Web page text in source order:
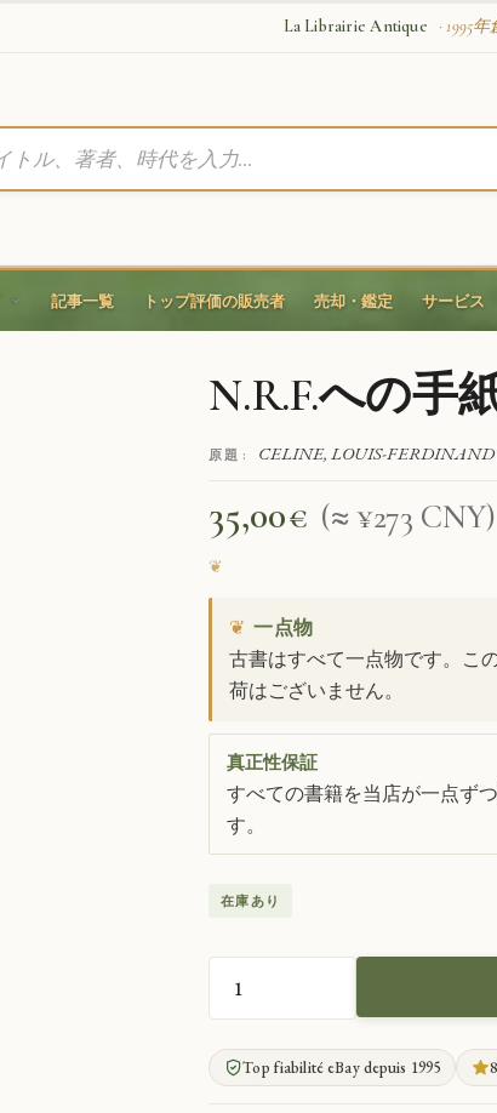
La Librairie Antique · 1995
記事一覧 トップ評価の販売者 売却・鑑定 サービス
N.R.F.への手
原題 : CELINE, LOUIS-
35,00€ (≈ ¥273 CNY)
❦ 一点物
古書はすべて一点物です。こ
荷はございません。
真正性保証
すべての書籍を当店が一点ず
す。
在庫あり
N.R.F.
へ
の
手
紙：
Top fiabilité eBay depuis 1995